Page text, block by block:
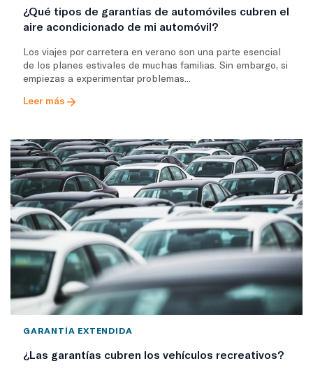
¿Qué tipos de garantías de automóviles cubren el
aire acondicionado de mi automóvil?
Los viajes por carretera en verano son una parte esencial
de los planes estivales de muchas familias. Sin embargo, si
empiezas a experimentar problemas...
Leer más
GARANTÍA EXTENDIDA
¿Las garantías cubren los vehículos recreativos?